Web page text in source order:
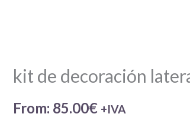
kit de decoración
From: 85.00€ +IVA
kit
decoración